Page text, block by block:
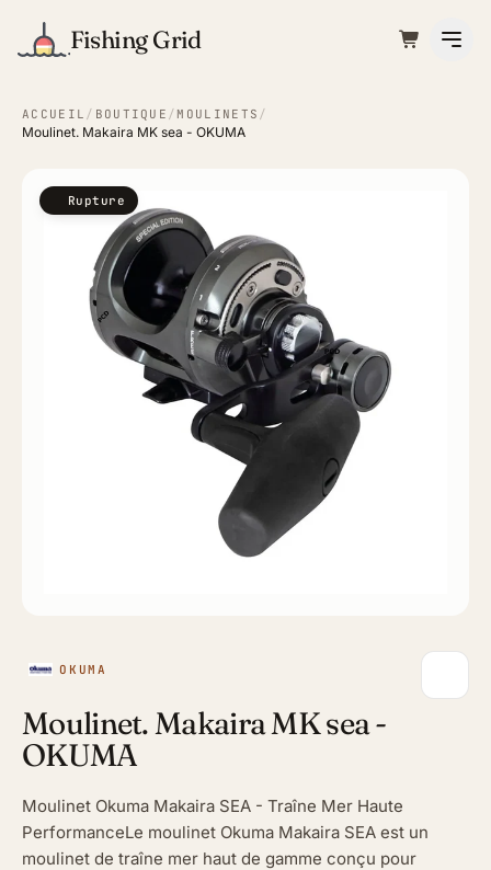
Fishing Grid
ACCUEIL / BOUTIQUE / MOULINETS /
Moulinet. Makaira MK sea - OKUMA
Rupture
OKUMA
Moulinet. Makaira MK sea -
OKUMA
Moulinet Okuma Makaira SEA - Traîne Mer Haute
PerformanceLe moulinet Okuma Makaira SEA est un
moulinet de traîne mer haut de gamme conçu pour